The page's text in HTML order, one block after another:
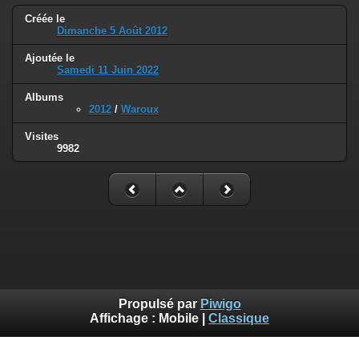
Créée le
Dimanche 5 Août 2012
Ajoutée le
Samedi 11 Juin 2022
Albums
2012 / Waroux
Visites
9982
Propulsé par Piwigo
Affichage : Mobile Classique